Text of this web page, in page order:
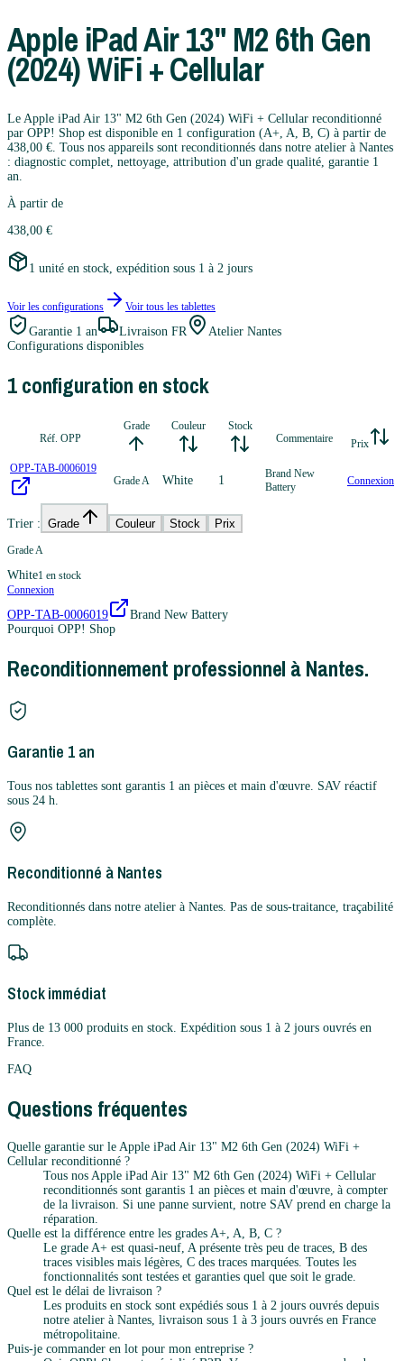
Apple iPad Air 13" M2 6th Gen
(2024) WiFi + Cellular
Le Apple iPad Air 13" M2 6th Gen (2024) WiFi + Cellular reconditionné
par OPP! Shop est disponible en 1 configuration (A+, A, B, C) à partir de
438,00 €. Tous nos appareils sont reconditionnés dans notre atelier à Nantes
: diagnostic complet, nettoyage, attribution d'un grade qualité, garantie 1
an.
À partir de
438,00 €
1 unité en stock, expédition sous 1 à 2 jours
Voir les configurations Voir tous les tablettes
Garantie 1 an Livraison FR
Atelier Nantes
Configurations disponibles
1configuration en stock
Réf. OPP
Grade Couleur
Stock
Commentaire
Prix
OPP-TAB-0006019
Grade A
White 1
Brand New
Battery
Connexion
Trier : Grade Couleur Stock Prix
Grade A
White1 en stock
Connexion
OPP-TAB-0006019
Brand New Battery
Pourquoi OPP! Shop
Reconditionnement professionnel à Nantes.
Garantie 1 an
Tous nos tablettes sont garantis 1 an pièces et main d'œuvre. SAV réactif
sous 24 h.
Reconditionné à Nantes
Reconditionnés dans notre atelier à Nantes. Pas de sous-traitance, traçabilité
complète.
Stock immédiat
Plus de 13 000 produits en stock. Expédition sous 1 à 2 jours ouvrés en
France.
FAQ
Questions fréquentes
Quelle garantie sur le Apple iPad Air 13" M2 6th Gen (2024) WiFi +
Cellular reconditionné ?
Tous nos Apple iPad Air 13" M2 6th Gen (2024) WiFi + Cellular
reconditionnés sont garantis 1 an pièces et main d'œuvre, à compter
de la livraison. Si une panne survient, notre SAV prend en charge la
réparation.
Quelle est la différence entre les grades A+, A, B, C ?
Le grade A+ est quasi-neuf, A présente très peu de traces, B des
traces visibles mais légères, C des traces marquées. Toutes les
fonctionnalités sont testées et garanties quel que soit le grade.
Quel est le délai de livraison ?
Les produits en stock sont expédiés sous 1 à 2 jours ouvrés depuis
notre atelier à Nantes, livraison sous 1 à 3 jours ouvrés en France
métropolitaine.
Puis-je commander en lot pour mon entreprise ?